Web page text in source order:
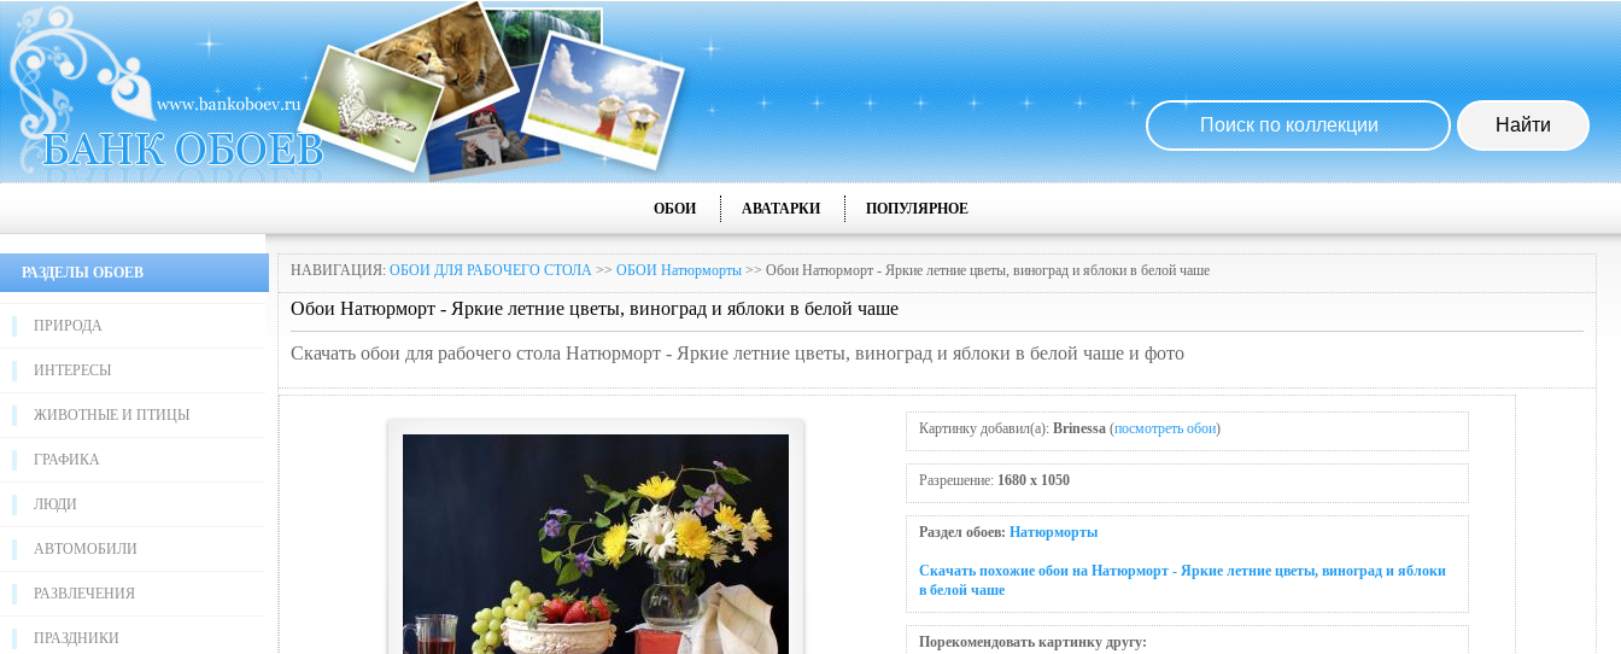
ОБОИ АВАТАРКИ ПОПУЛЯРНОЕ
РАЗДЕЛЫ ОБОЕВ
ПРИРОДА
ИНТЕРЕСЫ
ЖИВОТНЫЕ И ПТИЦЫ
ГРАФИКА
ЛЮДИ
АВТОМОБИЛИ
РАЗВЛЕЧЕНИЯ
ПРАЗДНИКИ
НАВИГАЦИЯ: ОБОИ ДЛЯ РАБОЧЕГО СТОЛА >> ОБОИ Натюрморты >> Обои Натюрморт - Яркие летние цветы, виноград и яблоки в белой чаше
Обои Натюрморт - Яркие летние цветы, виноград и яблоки в белой чаше
Скачать обои для рабочего стола Натюрморт - Яркие летние цветы, виноград и яблоки в белой чаше и фото
Картинку добавил(а): Brinessa (посмотреть обои)
Разрешение: 1680 x 1050
Раздел обоев: Натюрморты
Скачать похожие обои на Натюрморт - Яркие летние цветы, виноград и яблоки
в белой чаше
Порекомендовать картинку другу: